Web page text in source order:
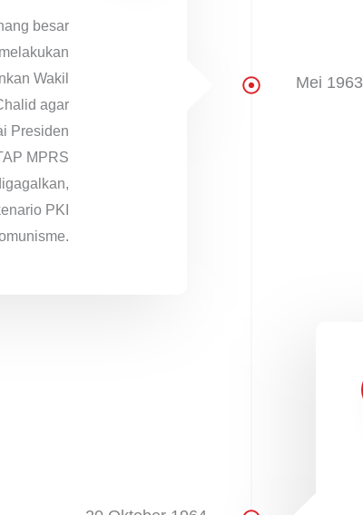
besar
Wakil
agar
Presiden
MPRS
PKI
Mei 1963